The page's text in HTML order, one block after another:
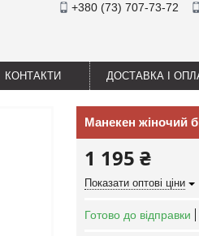
+380 (73) 707-73-72
КОНТАКТИ ДОСТАВКА І
Манекен жіночий
1 195 ₴
Показати оптові ціни
Готово до відправки